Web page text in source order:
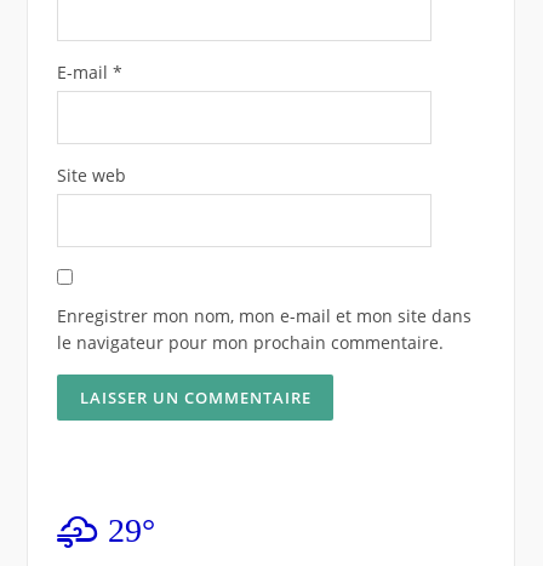
E-mail *
Site web
Enregistrer mon nom, mon e-mail et mon site dans
le navigateur pour mon prochain commentaire.
29°